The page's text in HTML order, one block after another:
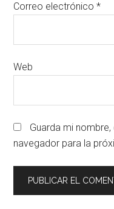
Correo electrónico*
Web
Guarda mi
navegador para la